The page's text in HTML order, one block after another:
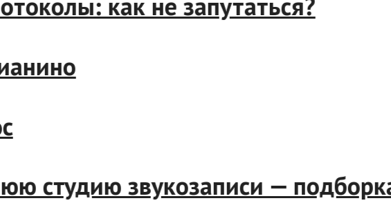
студию звукозаписи —